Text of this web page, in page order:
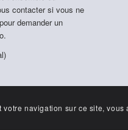
contacter si vous ne
demander un
votre navigation sur ce site,